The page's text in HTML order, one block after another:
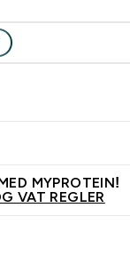
MYPROTEIN!
VAT REGLER